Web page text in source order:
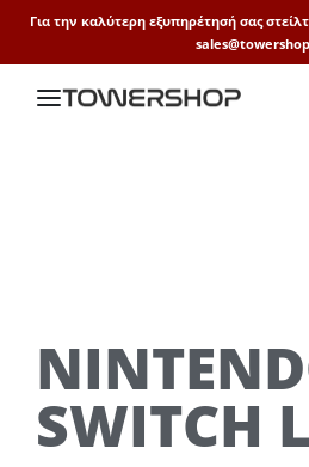
Για την καλύτερη εξυπηρέτησή σας
SWITCH